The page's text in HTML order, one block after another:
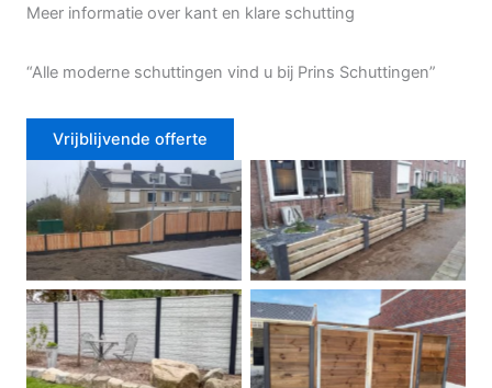
Meer informatie over kant en klare schutting
“Alle moderne schuttingen vind u bij Prins Schuttingen”
Vrijblijvende offerte
Douglas schutting Tuinhek voortuin
Betonschutting
Dubbele poort